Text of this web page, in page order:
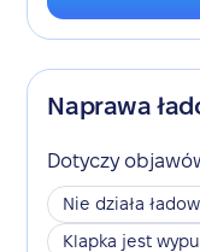
Naprawa
Dotyczy
Nie działa
Klapka jest